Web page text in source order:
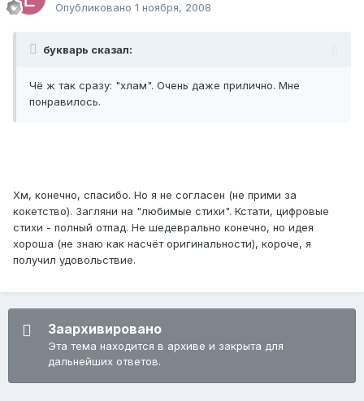
Опубликовано 1 ноября, 2008
букварь сказал:
Чё ж так сразу: "хлам". Очень даже прилично. Мне
понравилось.
Хм, конечно, спасибо. Но я не согласен (не прими за
кокетство). Загляни на "любимые стихи". Кстати, цифровые
стихи - полный отпад. Не шедеврально конечно, но идея
хороша (не знаю как насчёт оригинальности), короче, я
получил удовольствие.
Заархивировано
Эта тема находится в архиве и закрыта для
дальнейших ответов.